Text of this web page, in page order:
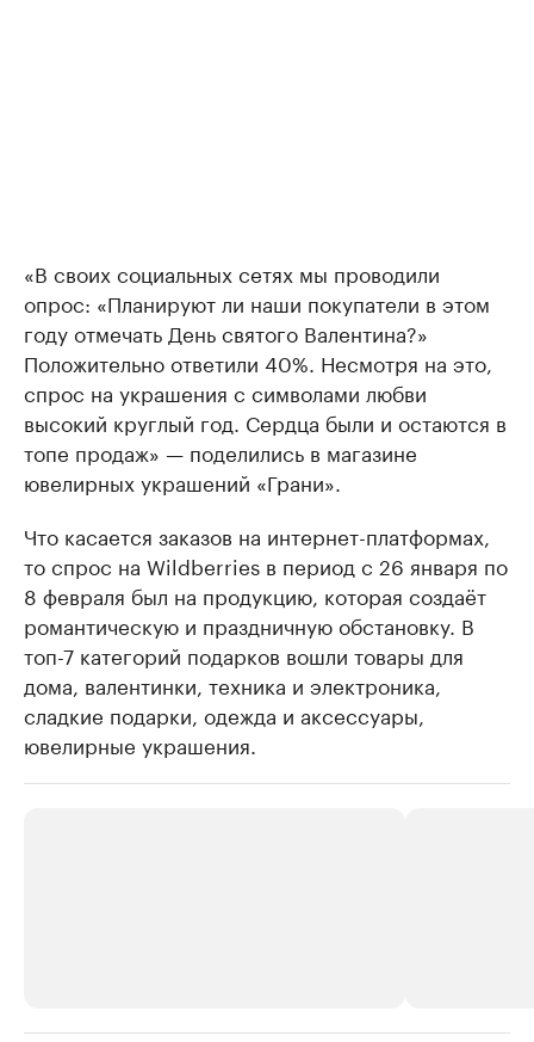
«В своих социальных сетях мы проводили
опрос: «Планируют ли наши покупатели в этом
году отмечать День святого Валентина?»
Положительно ответили 40%. Несмотря на это,
спрос на украшения с символами любви
высокий круглый год. Сердца были и остаются в
топе продаж» — поделились в магазине
ювелирных украшений «Грани».
Что касается заказов на интернет-платформах,
то спрос на Wildberries в период с 26 января по
8 февраля был на продукцию, которая создаёт
романтическую и праздничную обстановку. В
топ-7 категорий подарков вошли товары для
дома, валентинки, техника и электроника,
сладкие подарки, одежда и аксессуары,
ювелирные украшения.